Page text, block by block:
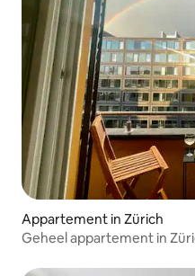
Appartement in Zürich
Geheel appartement in